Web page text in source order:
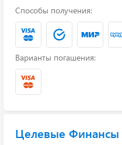
Способы получения:
Варианты погашения:
Целевые Финансы